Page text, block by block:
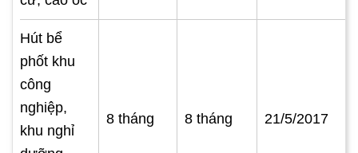
Hút bể
phốt khu
công
nghiệp,
khu nghỉ
8 tháng 8 tháng 21/5/2017